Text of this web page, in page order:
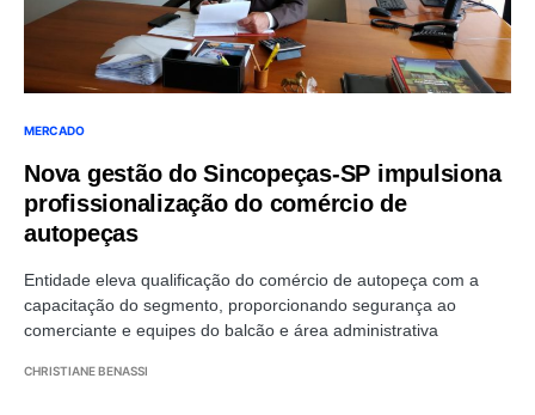
MERCADO
Nova gestão do Sincopeças-SP impulsiona
profissionalização do comércio de
autopeças
Entidade eleva qualificação do comércio de autopeça com a
capacitação do segmento, proporcionando segurança ao
comerciante e equipes do balcão e área administrativa
CHRISTIANE BENASSI